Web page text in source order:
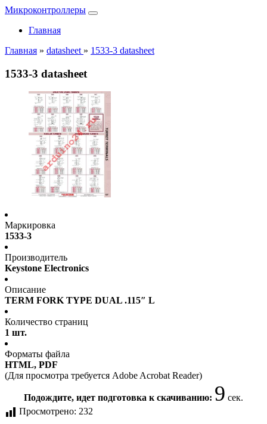
Микроконтроллеры
Главная
Главная » datasheet » 1533-3 datasheet
1533-3 datasheet
Маркировка
1533-3
Производитель
Keystone Electronics
Описание
TERM FORK TYPE DUAL .115″ L
Количество страниц
1 шт.
Форматы файла
HTML, PDF
(Для просмотра требуется Adobe Acrobat Reader)
Подождите, идет подготовка к скачиванию: 9 сек.
Просмотрено: 232